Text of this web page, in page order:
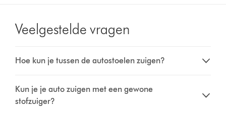
Veelgestelde vragen
Hoe kun je tussen de autostoelen zuigen?
Kun je je auto zuigen met een gewone
stofzuiger?